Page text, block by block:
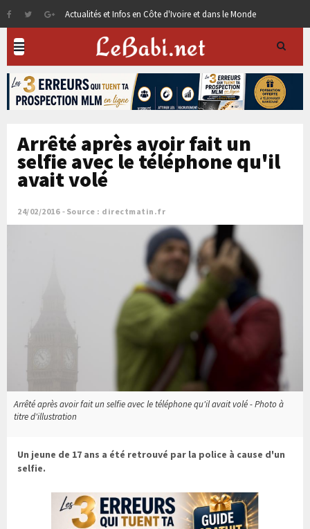
Actualités et Infos en Côte d'Ivoire et dans le Monde
Arrêté après avoir fait un
selfie avec le téléphone qu'il
avait volé
24/02/2016 Source : directmatin.fr
Arrêté après avoir fait un selfie avec le téléphone qu'il avait volé - Photo à
titre d'illustration
Un jeune de 17 ans a été retrouvé par la police à cause d'un
selfie.